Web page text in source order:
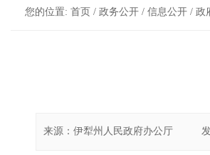
您的位置: 首页 / 政务公开 / 信息公开 / 政
来源： 伊犁州人民政府办公厅